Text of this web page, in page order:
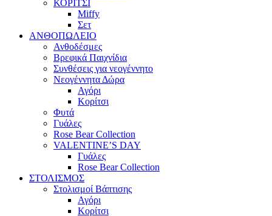
ΚΟΡΙΤΣΙ
Miffy
Σετ
ΑΝΘΟΠΩΛΕΙΟ
Ανθοδέσμες
Βρεφικά Παιχνίδια
Συνθέσεις για νεογέννητο
Νεογέννητα Δώρα
Αγόρι
Κορίτσι
Φυτά
Γυάλες
Rose Bear Collection
VALENTINE’S DAY
Γυάλες
Rose Bear Collection
ΣΤΟΛΙΣΜΟΣ
Στολισμοί Βάπτισης
Αγόρι
Κορίτσι